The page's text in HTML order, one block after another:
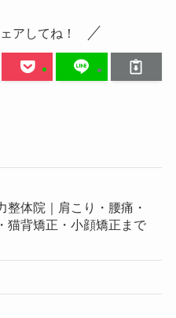
アしてね！
体院｜肩こり・腰痛・
猫背矯正・小顔矯正まで